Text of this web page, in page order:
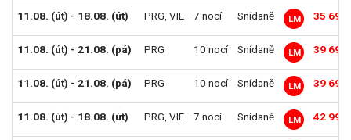
11.08. (út) - 18.08. (út) PRG VIE 7 nocí Snídaně LM 35 690
11.08. (út) - 21.08. (pá) PRG 10 nocí Snídaně LM 39 690
11.08. (út) - 21.08. (pá) PRG 10 nocí Snídaně LM 39 690
11.08. (út) - 18.08. (út) PRG VIE 7 nocí Snídaně LM 42 990